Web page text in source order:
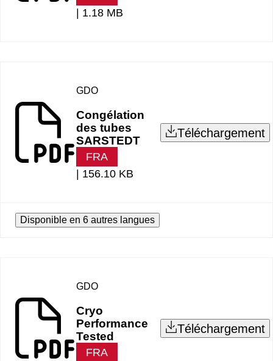
| 1.18 MB
GDO
Congélation
des tubes
SARSTEDT
FRA
| 156.10 KB
Téléchargement
Disponible en 6 autres langues
GDO
Cryo
Performance
Tested
FRA
Téléchargement